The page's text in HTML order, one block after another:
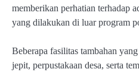
memberikan perhatian terhadap
yang dilakukan di luar program
Beberapa fasilitas tambahan
jepit, perpustakaan desa, serta